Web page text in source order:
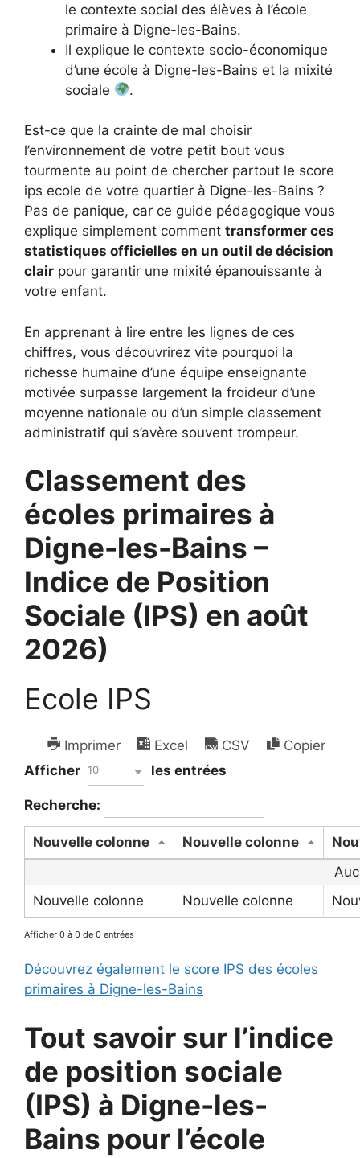
le contexte social des élèves à l’école
primaire à Digne-les-Bains.
Il explique le contexte socio-économique
d’une école à Digne-les-Bains et la mixité
sociale
.
Est-ce que la crainte de mal choisir
l’environnement de votre petit bout vous
tourmente au point de chercher partout le score
ips ecole de votre quartier à Digne-les-Bains ?
Pas de panique, car ce guide pédagogique vous
explique simplement comment transformer ces
statistiques officielles en un outil de décision
clair pour garantir une mixité épanouissante à
votre enfant.
En apprenant à lire entre les lignes de ces
chiffres, vous découvrirez vite pourquoi la
richesse humaine d’une équipe enseignante
motivée surpasse largement la froideur d’une
moyenne nationale ou d’un simple classement
administratif qui s’avère souvent trompeur.
Classement des
écoles primaires à
Digne-les-Bains –
Indice de Position
Sociale (IPS) en août
2026)
Ecole IPS
Imprimer Excel CSV
Copier
Afficher 10 les entrées
Recherche:
Nouvelle colonne Nouvelle colonne
Nouvelle colonne
Nouvelle colonne
Afficher 0 à 0 de 0 entrées
Découvrez également le score IPS des écoles
primaires à Digne-les-Bains
Tout savoir sur l’indice
de position sociale
(IPS) à Digne-les-
Bains pour l’école